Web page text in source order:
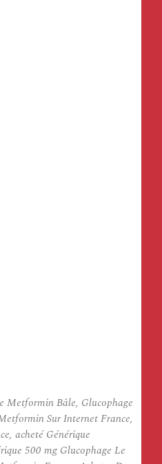
Metformin Bâle, Glucophage
Sur Internet France,
acheté Générique
500 mg Glucophage Le